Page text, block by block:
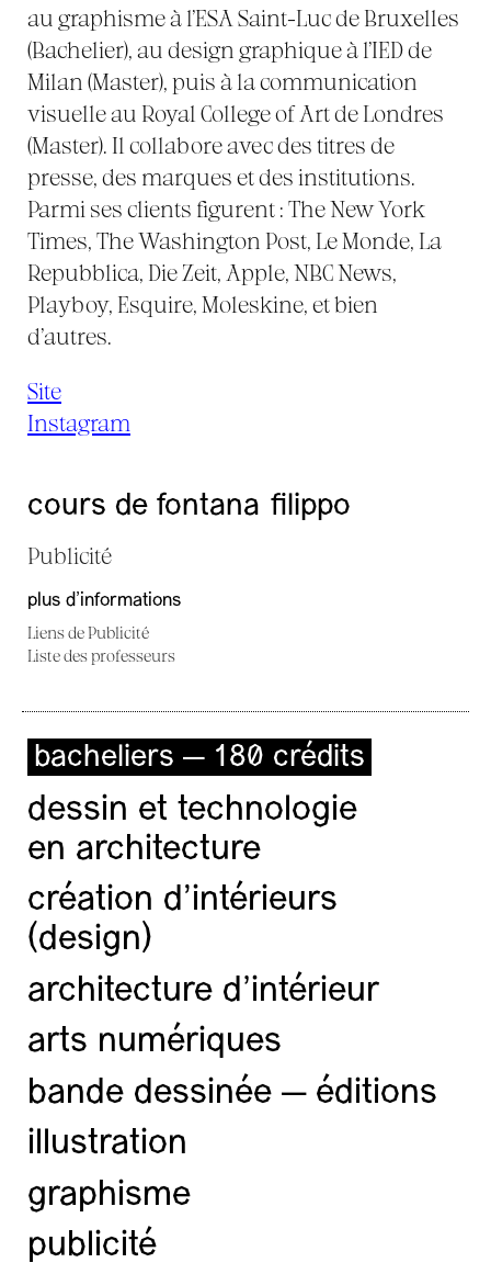
au graphisme à l’ESA Saint-Luc de Bruxelles
(Bachelier), au design graphique à l’IED de
Milan (Master), puis à la communication
visuelle au Royal College of Art de Londres
(Master). Il collabore avec des titres de
presse, des marques et des institutions.
Parmi ses clients figurent : The New York
Times, The Washington Post, Le Monde, La
Repubblica, Die Zeit, Apple, NBC News,
Playboy, Esquire, Moleskine, et bien
d’autres.
Site
Instagram
cours de fontana filippo
Publicité
plus d'informations
Liens de Publicité
Liste des professeurs
bacheliers — 180 crédits
dessin et technologie
en architecture
création d'intérieurs
(design)
architecture d’intérieur
arts numériques
bande dessinée — éditions
illustration
graphisme
publicité